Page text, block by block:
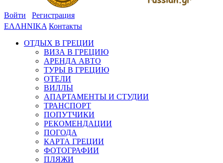
Войти
Регистрация
ΕΛΛΗΝΙΚΑ Контакты
ОТДЫХ В ГРЕЦИИ
ВИЗА В ГРЕЦИЮ
АРЕНДА АВТО
ТУРЫ В ГРЕЦИЮ
ОТЕЛИ
ВИЛЛЫ
АПАРТАМЕНТЫ И СТУДИИ
ТРАНСПОРТ
ПОПУТЧИКИ
РЕКОМЕНДАЦИИ
ПОГОДА
КАРТА ГРЕЦИИ
ФОТОГРАФИИ
ПЛЯЖИ